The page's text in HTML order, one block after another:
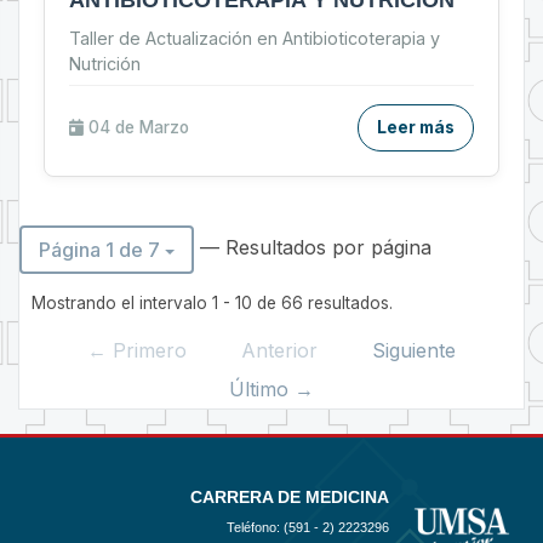
Taller de Actualización en Antibioticoterapia y
Nutrición
04 de Marzo Leer más
Página 1 de 7 — Resultados por página
Mostrando el intervalo 1 - 10 de 66 resultados.
← Primero Anterior
Siguiente
Último →
CARRERA DE MEDICINA
Teléfono: (591 - 2) 2223296